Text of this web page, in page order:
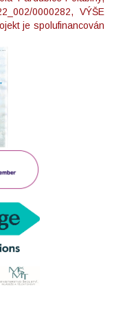
0000282, VÝŠE
je spolufinancován